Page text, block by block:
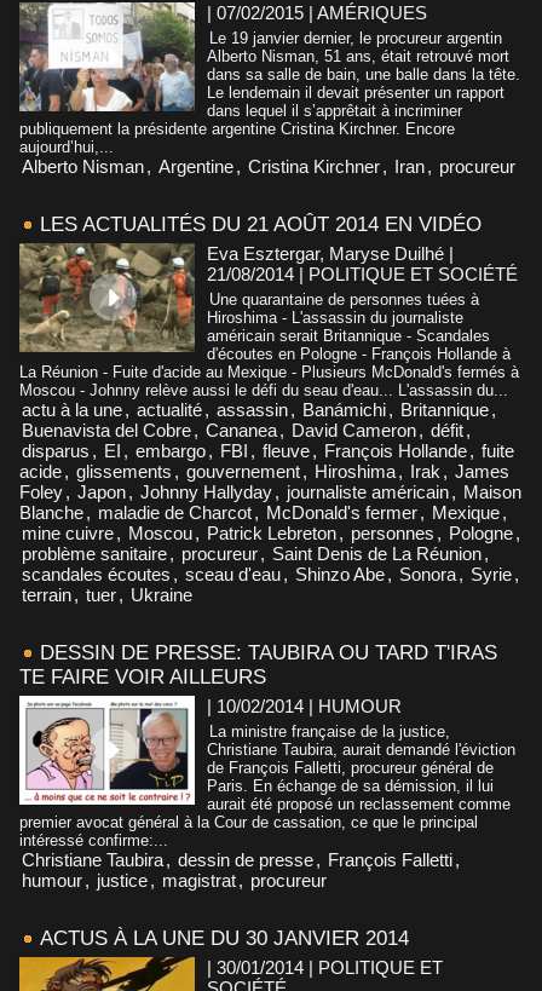
| 07/02/2015 | AMÉRIQUES
Le 19 janvier dernier, le procureur argentin
Alberto Nisman, 51 ans, était retrouvé mort
dans sa salle de bain, une balle dans la tête.
Le lendemain il devait présenter un rapport
dans lequel il s’apprêtait à incriminer
publiquement la présidente argentine Cristina Kirchner. Encore
aujourd’hui,...
Alberto Nisman, Argentine, Cristina Kirchner, Iran, procureur
LES ACTUALITÉS DU 21 AOÛT 2014 EN VIDÉO
Eva Esztergar, Maryse Duilhé |
21/08/2014 | POLITIQUE ET SOCIÉTÉ
Une quarantaine de personnes tuées à
Hiroshima - L'assassin du journaliste
américain serait Britannique - Scandales
d'écoutes en Pologne - François Hollande à
La Réunion - Fuite d'acide au Mexique - Plusieurs McDonald's fermés à
Moscou - Johnny relève aussi le défi du seau d'eau... L'assassin du...
actu à la une, actualité, assassin, Banámichi, Britannique,
Buenavista del Cobre, Cananea, David Cameron, défit,
disparus , EI , embargo, FBI , fleuve, François Hollande, fuite
acide, glissements , gouvernement, Hiroshima, Irak , James
Foley, Japon, Johnny Hallyday, journaliste américain, Maison
Blanche, maladie de Charcot, McDonald's fermer, Mexique,
mine cuivre, Moscou, Patrick Lebreton, personnes , Pologne,
problème sanitaire, procureur, Saint Denis de La Réunion,
scandales écoutes , sceau d'eau, Shinzo Abe, Sonora, Syrie,
terrain, tuer, Ukraine
DESSIN DE PRESSE: TAUBIRA OU TARD T'IRAS
TE FAIRE VOIR AILLEURS
| 10/02/2014 | HUMOUR
La ministre française de la justice,
Christiane Taubira, aurait demandé l'éviction
de François Falletti, procureur général de
Paris. En échange de sa démission, il lui
aurait été proposé un reclassement comme
premier avocat général à la Cour de cassation, ce que le principal
intéressé confirme:...
Christiane Taubira, dessin de presse, François Falletti,
humour, justice, magistrat, procureur
ACTUS À LA UNE DU 30 JANVIER 2014
| 30/01/2014 | POLITIQUE ET